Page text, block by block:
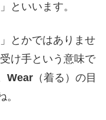
といいます。
とかではありませ
け手という意味で
Wear （着る）の目